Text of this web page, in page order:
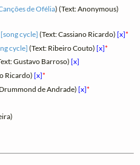
de Ofélia) (Text: Anonymous)
cycle](Text: Cassiano Ricardo)[x]*
cycle] (Text: Ribeiro Couto)[x]*
Gustavo Barroso)[x]
Ricardo)[x]*
de Andrade)[x]*